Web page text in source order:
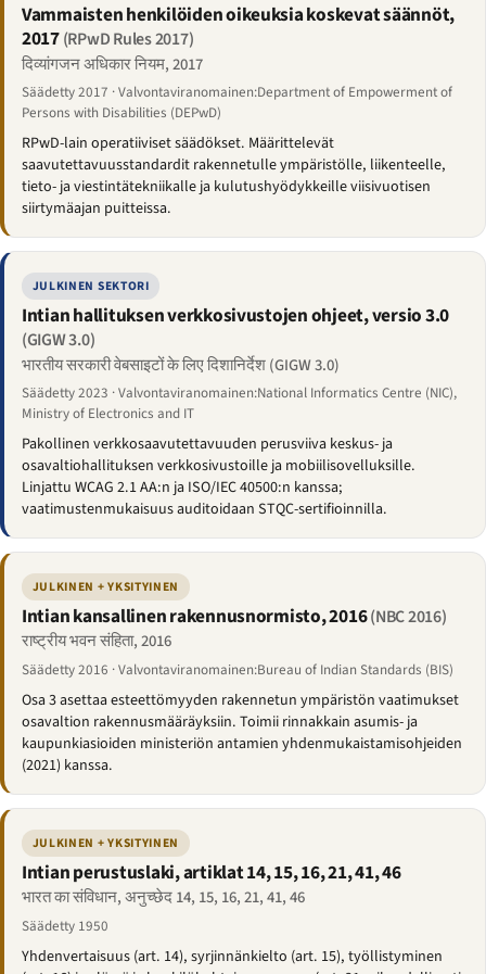
Vammaisten henkilöiden oikeuksia koskevat säännöt,
2017(RPwD Rules 2017)
दिव्यांगजन अधिकार नियम, 2017
Säädetty 2017 · Valvontaviranomainen:Department of Empowerment of
Persons with Disabilities (DEPwD)
RPwD-lain operatiiviset säädökset. Määrittelevät
saavutettavuusstandardit rakennetulle ympäristölle, liikenteelle,
tieto- ja viestintätekniikalle ja kulutushyödykkeille viisivuotisen
siirtymäajan puitteissa.
JULKINEN SEKTORI
Intian hallituksen verkkosivustojen ohjeet, versio 3.0
(GIGW 3.0)
भारतीय सरकारी वेबसाइटों के लिए दिशानिर्देश (GIGW 3.0)
Säädetty 2023 · Valvontaviranomainen:National Informatics Centre (NIC),
Ministry of Electronics and IT
Pakollinen verkkosaavutettavuuden perusviiva keskus- ja
osavaltiohallituksen verkkosivustoille ja mobiilisovelluksille.
Linjattu WCAG 2.1 AA:n ja ISO/IEC 40500:n kanssa;
vaatimustenmukaisuus auditoidaan STQC-sertifioinnilla.
JULKINEN + YKSITYINEN
Intian kansallinen rakennusnormisto, 2016(NBC 2016)
राष्ट्रीय भवन संहिता, 2016
Säädetty 2016 · Valvontaviranomainen:Bureau of Indian Standards (BIS)
Osa 3 asettaa esteettömyyden rakennetun ympäristön vaatimukset
osavaltion rakennusmääräyksiin. Toimii rinnakkain asumis- ja
kaupunkiasioiden ministeriön antamien yhdenmukaistamisohjeiden
(2021) kanssa.
JULKINEN + YKSITYINEN
Intian perustuslaki, artiklat 14, 15, 16, 21, 41, 46
भारत का संविधान, अनुच्छेद 14, 15, 16, 21, 41, 46
Säädetty 1950
Yhdenvertaisuus (art. 14), syrjinnänkielto (art. 15), työllistyminen